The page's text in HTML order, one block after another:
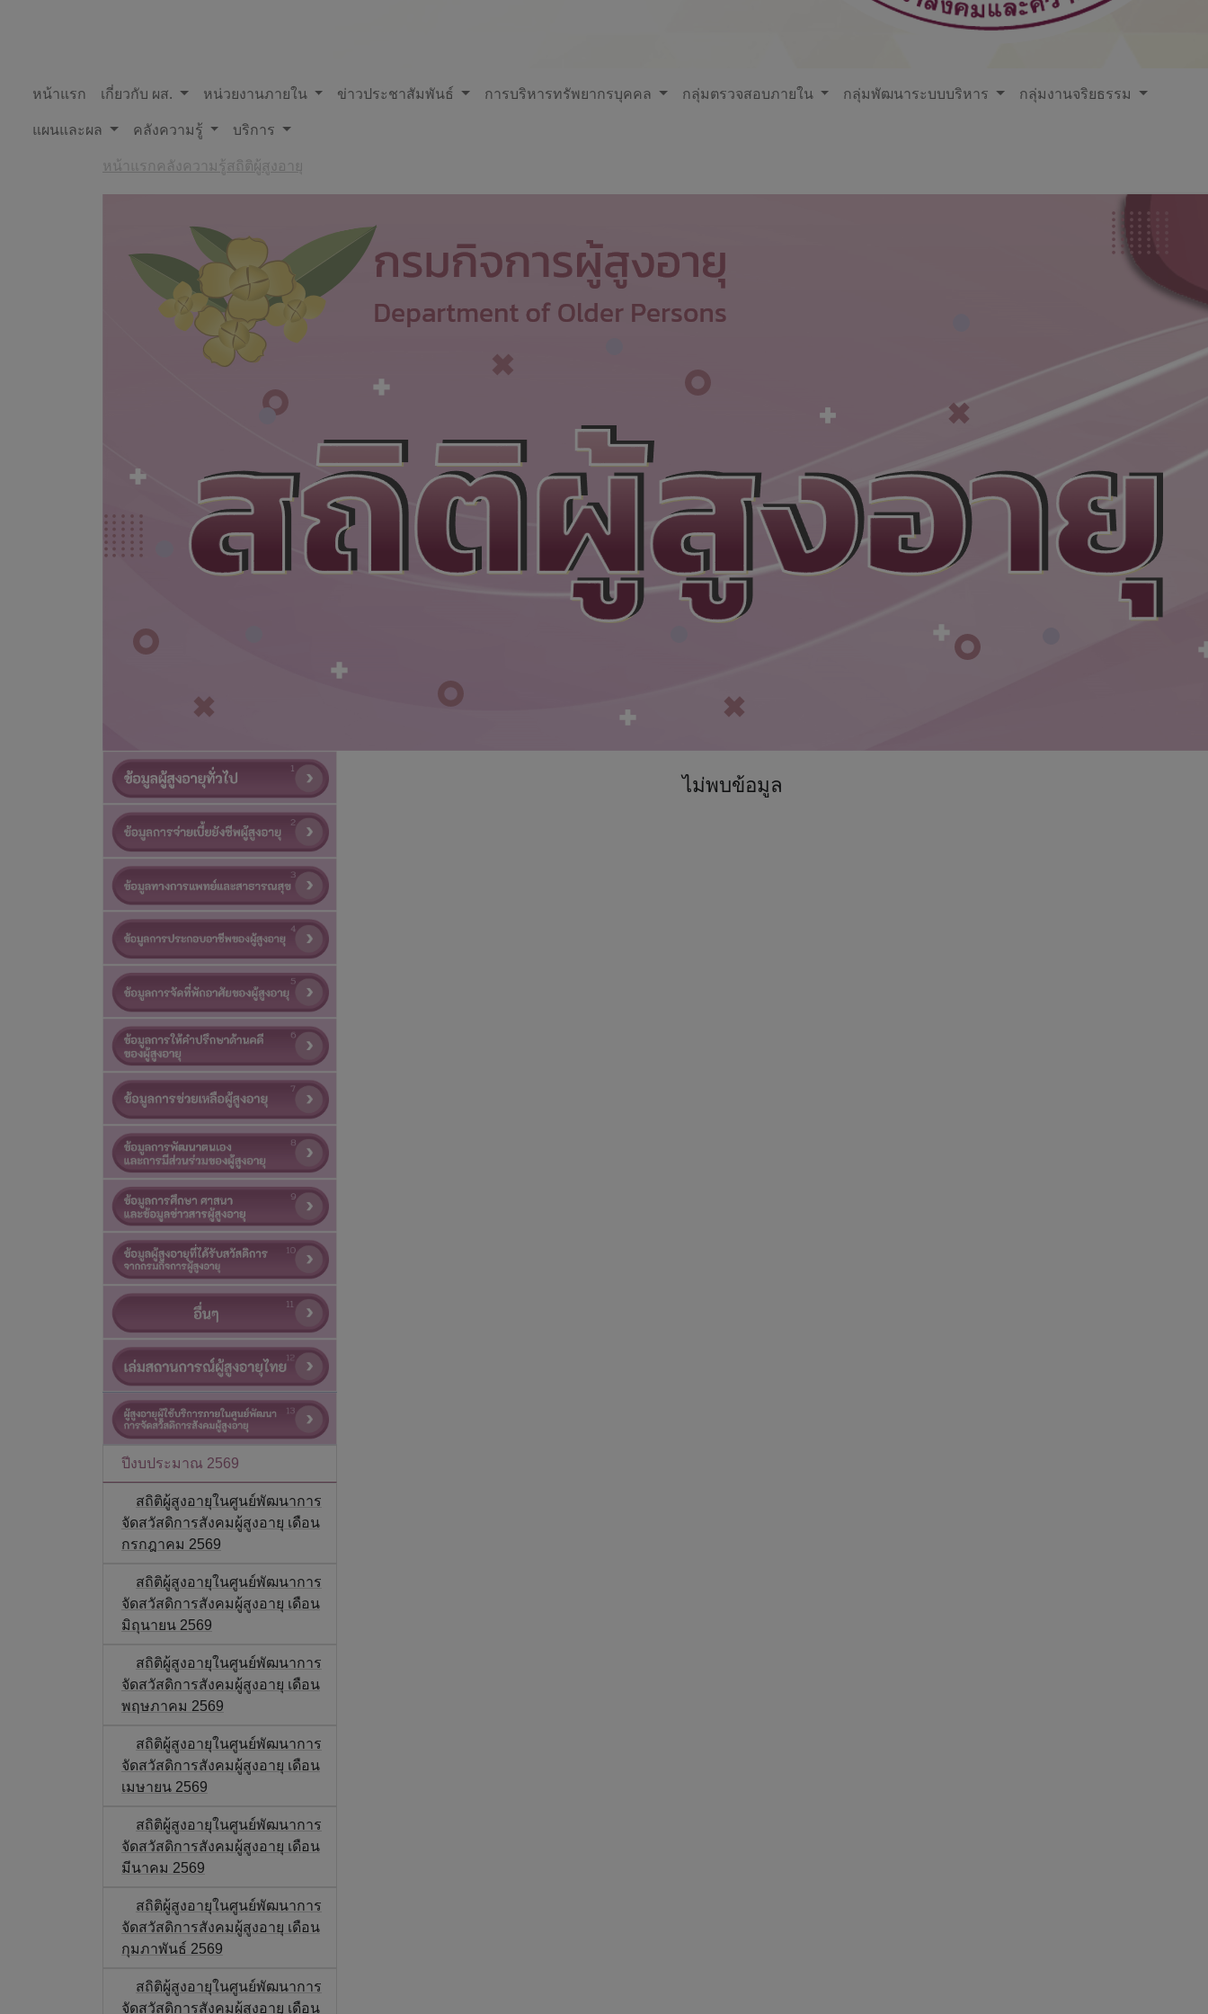
หน้าแรก เกี่ยวกับ ผส. หน่วยงานภายใน ข่าวประชาสัมพันธ์ การบริหารทรัพยากรบุคคล กลุ่มตรวจสอบภายใน กลุ่มพัฒนาระบบบริหาร
กลุ่มงานจริยธรรม
แผนและผล
คลังความรู้
บริการ
หน้าแรกคลังความรู้ สถิติผู้สูงอายุ
ปีงบประมาณ 2569
สถิติผู้สูงอายุในศูนย์พัฒนาการ
จัดสวัสดิการสังคมผู้สูงอายุ เดือน
กรกฎาคม 2569
สถิติผู้สูงอายุในศูนย์พัฒนาการ
จัดสวัสดิการสังคมผู้สูงอายุ เดือน
มิถุนายน 2569
สถิติผู้สูงอายุในศูนย์พัฒนาการ
จัดสวัสดิการสังคมผู้สูงอายุ เดือน
พฤษภาคม 2569
สถิติผู้สูงอายุในศูนย์พัฒนาการ
จัดสวัสดิการสังคมผู้สูงอายุ เดือน
เมษายน 2569
สถิติผู้สูงอายุในศูนย์พัฒนาการ
จัดสวัสดิการสังคมผู้สูงอายุ เดือน
มีนาคม 2569
สถิติผู้สูงอายุในศูนย์พัฒนาการ
จัดสวัสดิการสังคมผู้สูงอายุ เดือน
กุมภาพันธ์ 2569
สถิติผู้สูงอายุในศูนย์พัฒนาการ
จัดสวัสดิการสังคมผู้สูงอายุ เดือน
ไม่พบข้อมูล